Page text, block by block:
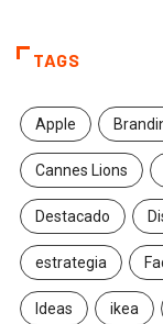
TAGS
Apple
Cannes Lions
Destacado
estrategia
Ideas ikea